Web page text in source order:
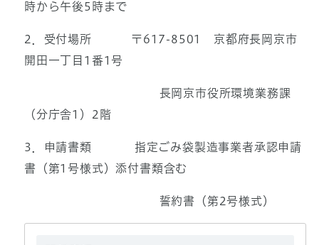
時から午後5時まで
2．受付場所 〒617-8501 京都府長岡京市
開田一丁目1番1号
長岡京市役所環境業務課
（分庁舎1）2階
3．申請書類 指定ごみ袋製造事業者承認申請
書（第1号様式）添付書類含む
誓約書（第2号様式）